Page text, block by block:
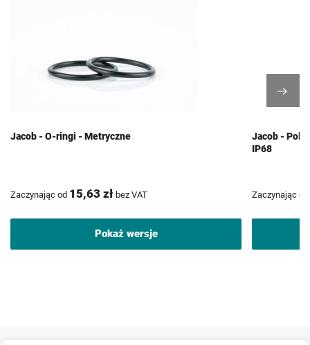
Jacob - O-ringi - Metryczne
Zaczynając od 15,63 zł bez VAT
Pokaż wersje
Jacob -
IP68
Zaczynając od